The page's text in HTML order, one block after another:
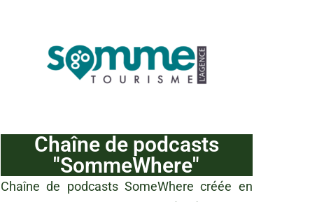
Chaîne de podcasts
"SommeWhere"
Chaîne de podcasts SomeWhere créée en